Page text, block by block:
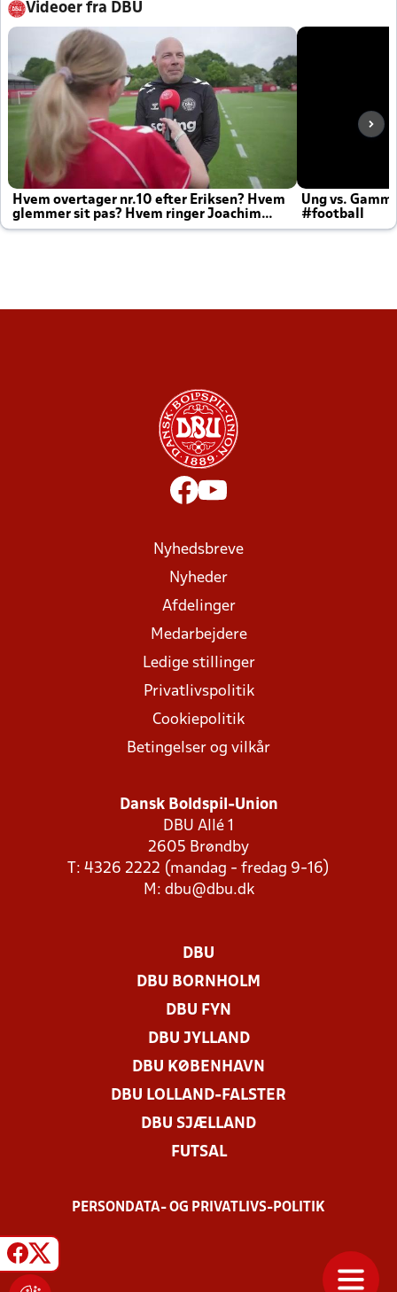
Videoer fra DBU
Hvem overtager nr.10 efter Eriksen? Hvem
glemmer sit pas? Hvem ringer Joachim
altid til efter kampe?
Ung vs.
#football
Nyhedsbreve
Nyheder
Afdelinger
Medarbejdere
Ledige stillinger
Privatlivspolitik
Cookiepolitik
Betingelser og vilkår
Dansk Boldspil-Union
DBU Allé 1
2605 Brøndby
T: 4326 2222 (mandag - fredag 9-16)
M: dbu@dbu.dk
DBU
DBU BORNHOLM
DBU FYN
DBU JYLLAND
DBU KØBENHAVN
DBU LOLLAND-FALSTER
DBU SJÆLLAND
FUTSAL
PERSONDATA- OG PRIVATLIVS-POLITIK